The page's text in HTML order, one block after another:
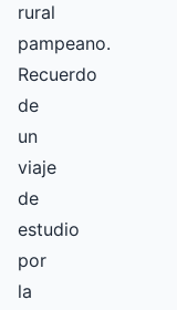
rural
pampeano.
Recuerdo
de
un
viaje
de
estudio
por
la